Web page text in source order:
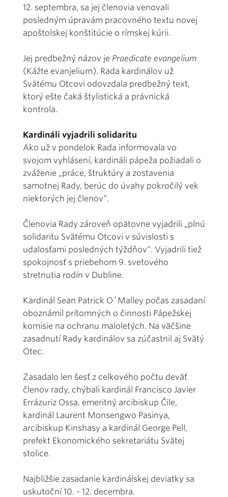
12. septembra, sa jej členovia venovali
posledným úpravám pracovného textu novej
apoštolskej konštitúcie o rímskej kúrii.
Jej predbežný názov je Praedicate evangelium
(Kážte evanjelium). Rada kardinálov už
Svätému Otcovi odovzdala predbežný text,
ktorý ešte čaká štylistická a právnická
kontrola.
Kardináli vyjadrili solidaritu
Ako už v pondelok Rada informovala vo
svojom vyhlásení, kardináli pápeža požiadali o
zváženie „práce, štruktúry a zostavenia
samotnej Rady, berúc do úvahy pokročilý vek
niektorých jej členov“.
Členovia Rady zároveň opätovne vyjadrili „plnú
solidaritu Svätému Otcovi v súvislosti s
udalosťami posledných týždňov“. Vyjadrili tiež
spokojnosť s priebehom 9. svetového
stretnutia rodín v Dubline.
Kardinál Sean Patrick O´Malley počas zasadaní
oboznámil prítomných o činnosti Pápežskej
komisie na ochranu maloletých. Na väčšine
zasadnutí Rady kardinálov sa zúčastnil aj Svätý
Otec.
Zasadalo len šesť z celkového počtu deväť
členov rady, chýbali kardinál Francisco Javier
Errázuriz Ossa, emeritný arcibiskup Čile,
kardinál Laurent Monsengwo Pasinya,
arcibiskup Kinshasy a kardinál George Pell,
prefekt Ekonomického sekretariátu Svätej
stolice.
Najbližšie zasadanie kardinálskej deviatky sa
uskutoční 10. - 12. decembra.